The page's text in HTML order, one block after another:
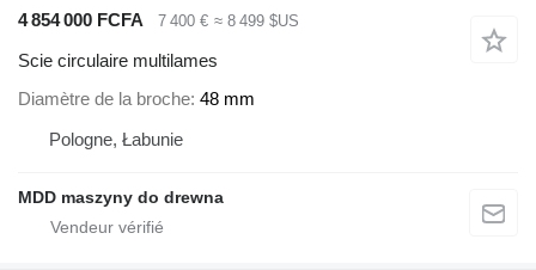
4 854 000 FCFA
7 400 € ≈ 8 499 $US
Scie circulaire multilames
Diamètre de la broche 48 mm
Pologne, Łabunie
MDD maszyny do drewna